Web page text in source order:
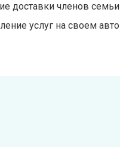
доставки членов семьи
услуг на своем авто